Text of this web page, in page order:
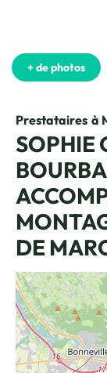
Prestataires à
SOPHIE
DE
+ de photos